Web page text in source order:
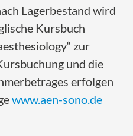
Lagerbestand wird
Kursbuch
zur
und die
erfolgen
www.aen-sono.de